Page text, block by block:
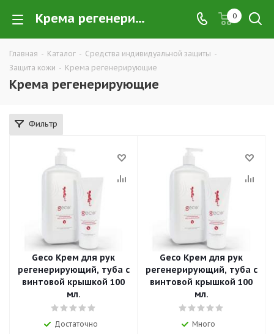
Крема регенерирующие купить в Екатеринбурге по низким ценам оптом — интернет-магазин защитных средств для кожи в розницу компании ТД УРАЛСИЗ 0
Главная - Каталог - Средства индивидуальной защиты -
Защита кожи - Крема регенерирующие
Крема регенерирующие
Фильтр
Geco Крем для рук
регенерирующий, туба с
винтовой крышкой 100
мл.
Достаточно
Geco Крем для рук
регенерирующий, туба с
винтовой крышкой 100
мл.
Много